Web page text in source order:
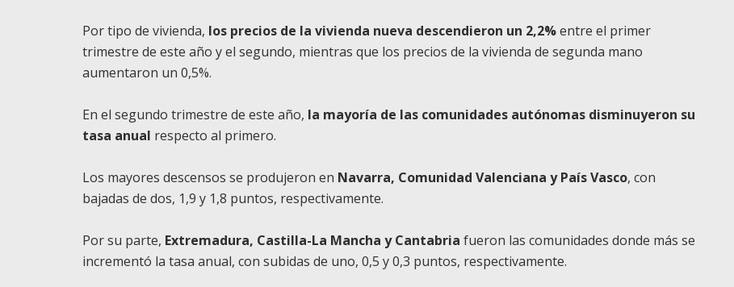
Por tipo de vivienda, los precios de la vivienda nueva descendieron un 2,2%entre el primer
trimestre de este año y el segundo, mientras que los precios de la vivienda de segunda mano
aumentaron un 0,5%.
En el segundo trimestre de este año, la mayoría de las comunidades autónomas disminuyeron su
tasa anual respecto al primero.
Los mayores descensos se produjeron en Navarra, Comunidad Valenciana y País Vasco, con
bajadas de dos, 1,9 y 1,8 puntos, respectivamente.
Por su parte, Extremadura, Castilla-La Mancha y Cantabria fueron las comunidades donde más se
incrementó la tasa anual, con subidas de uno, 0,5 y 0,3 puntos, respectivamente.